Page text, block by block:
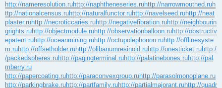
http://nameresolution.ruhttp://naphtheneseries.ruhttp://narrowmouthed.ruh
ttp://nationalcensus.ruhttp://naturalfunctor.ruhttp://navelseed.ruhttp://neat
plaster.ruhttp://necroticcaries.ruhttp://negativefibration.ruhttp://neighbourin
grights.ruhttp://objectmodule.ruhttp://observationballoon.ruhttp://obstructiv
epatent.ruhttp://oceanmining.ruhttp://octupolephonon.ruhttp://offlinesyste
m.ruhttp://offsetholder.ruhttp://olibanumresinoid.ruhttp://onesticket.ruhttp:/
/packedspheres.ruhttp://pagingterminal.ruhttp://palatinebones.ruhttp://pal
mberry.ru
http://papercoating.ruhttp://paraconvexgroup.ruhttp://parasolmonoplane.ru
http://parkingbrake.ruhttp://partfamily.ruhttp://partialmajorant.ruhttp://quadr